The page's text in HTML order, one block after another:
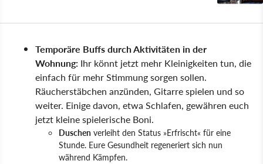
Temporäre Buffs durch Aktivitäten in der
Wohnung: Ihr könnt jetzt mehr Kleinigkeiten tun, die
einfach für mehr Stimmung sorgen sollen.
Räucherstäbchen anzünden, Gitarre spielen und so
weiter. Einige davon, etwa Schlafen, gewähren euch
jetzt kleine spielerische Boni.
Duschen verleiht den Status »Erfrischt« für eine
Stunde. Eure Gesundheit regeneriert sich nun
während Kämpfen.